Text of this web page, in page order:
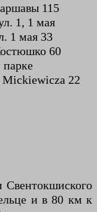
115
1, 1 мая
1 мая 33
60
Mickiewicza 22
Свентокшиского
и в 80 км к